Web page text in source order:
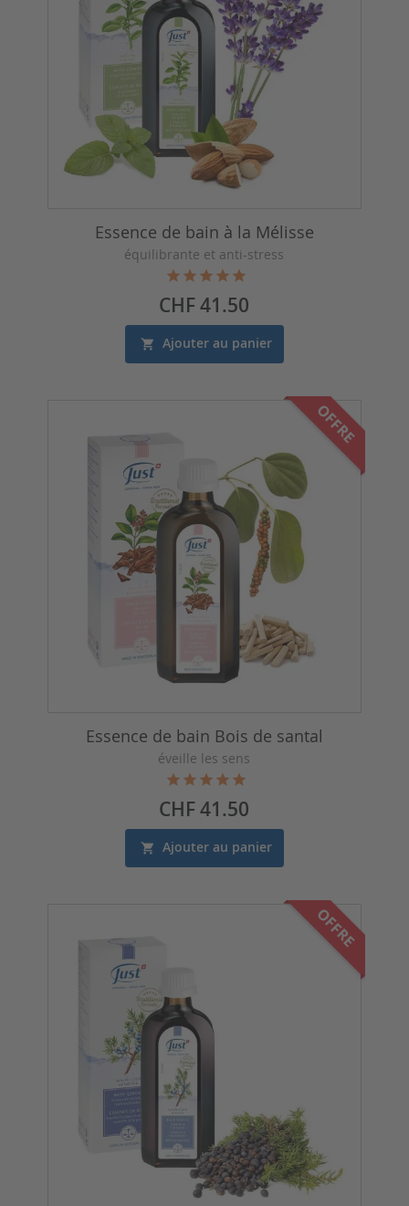
Essence de bain à la Mélisse
équilibrante et anti-stress
Prix
CHF 41.50
Ajouter au panier
Essence de bain Bois de santal
éveille les sens
Prix
CHF 41.50
Ajouter au panier
OFFRE
OFFRE